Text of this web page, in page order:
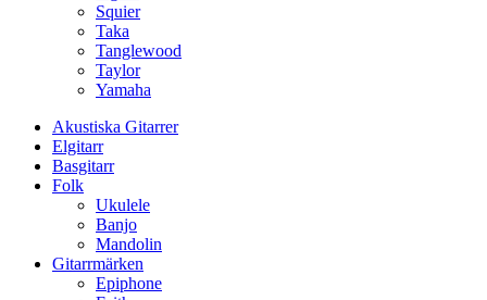
Squier
Taka
Tanglewood
Taylor
Yamaha
Akustiska Gitarrer
Elgitarr
Basgitarr
Folk
Ukulele
Banjo
Mandolin
Gitarrmärken
Epiphone